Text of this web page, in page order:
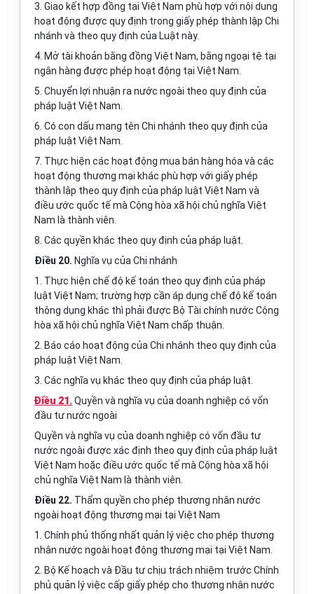
3. Giao kết hợp đồng tại Việt Nam phù hợp với nội dung
hoạt động được quy định trong giấy phép thành lập Chi
nhánh và theo quy định của Luật này.
4. Mở tài khoản bằng đồng Việt Nam, bằng ngoại tệ tại
ngân hàng được phép hoạt động tại Việt Nam.
5. Chuyển lợi nhuận ra nước ngoài theo quy định của
pháp luật Việt Nam.
6. Có con dấu mang tên Chi nhánh theo quy định của
pháp luật Việt Nam.
7. Thực hiện các hoạt động mua bán hàng hóa và các
hoạt động thương mại khác phù hợp với giấy phép
thành lập theo quy định của pháp luật Việt Nam và
điều ước quốc tế mà Cộng hòa xã hội chủ nghĩa Việt
Nam là thành viên.
8. Các quyền khác theo quy định của pháp luật.
Điều 20. Nghĩa vụ của Chi nhánh
1. Thực hiện chế độ kế toán theo quy định của pháp
luật Việt Nam; trường hợp cần áp dụng chế độ kế toán
thông dụng khác thì phải được Bộ Tài chính nước Cộng
hòa xã hội chủ nghĩa Việt Nam chấp thuận.
2. Báo cáo hoạt động của Chi nhánh theo quy định của
pháp luật Việt Nam.
3. Các nghĩa vụ khác theo quy định của pháp luật.
Điều 21.Quyền và nghĩa vụ của doanh nghiệp có vốn
đầu tư nước ngoài
Quyền và nghĩa vụ của doanh nghiệp có vốn đầu tư
nước ngoài được xác định theo quy định của pháp luật
Việt Nam hoặc điều ước quốc tế mà Cộng hòa xã hội
chủ nghĩa Việt Nam là thành viên.
Điều 22. Thẩm quyền cho phép thương nhân nước
ngoài hoạt động thương mại tại Việt Nam
1. Chính phủ thống nhất quản lý việc cho phép thương
nhân nước ngoài hoạt động thương mại tại Việt Nam.
2. Bộ Kế hoạch và Đầu tư chịu trách nhiệm trước Chính
phủ quản lý việc cấp giấy phép cho thương nhân nước